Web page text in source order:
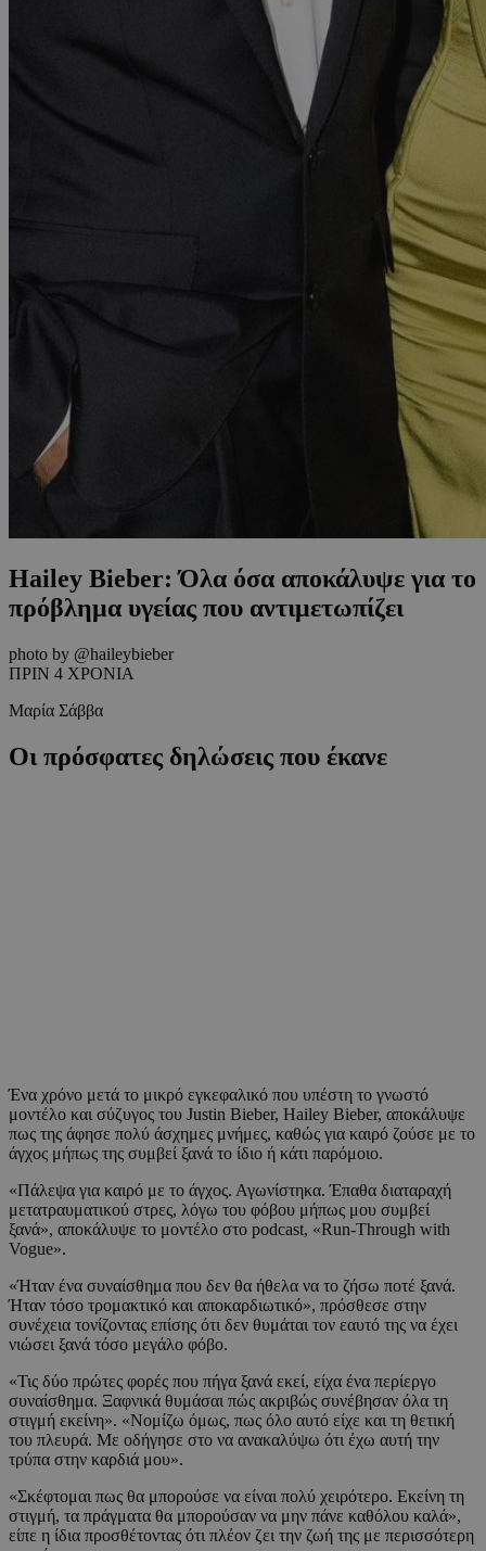
Hailey Bieber: Όλα όσα αποκάλυψε για το
πρόβλημα υγείας που αντιμετωπίζει
photo by @haileybieber
ΠΡΙΝ 4 ΧΡΟΝΙΑ
Μαρία Σάββα
Οι πρόσφατες δηλώσεις που έκανε
Ένα χρόνο μετά το μικρό εγκεφαλικό που υπέστη το γνωστό
μοντέλο και σύζυγος του Justin Bieber, Hailey Bieber, αποκάλυψε
πως της άφησε πολύ άσχημες μνήμες, καθώς για καιρό ζούσε με το
άγχος μήπως της συμβεί ξανά το ίδιο ή κάτι παρόμοιο.
«Πάλεψα για καιρό με το άγχος. Αγωνίστηκα. Έπαθα διαταραχή
μετατραυματικού στρες, λόγω του φόβου μήπως μου συμβεί
ξανά», αποκάλυψε το μοντέλο στο podcast, «Run-Through with
Vogue».
«Ήταν ένα συναίσθημα που δεν θα ήθελα να το ζήσω ποτέ ξανά.
Ήταν τόσο τρομακτικό και αποκαρδιωτικό», πρόσθεσε στην
συνέχεια τονίζοντας επίσης ότι δεν θυμάται τον εαυτό της να έχει
νιώσει ξανά τόσο μεγάλο φόβο.
«Τις δύο πρώτες φορές που πήγα ξανά εκεί, είχα ένα περίεργο
συναίσθημα. Ξαφνικά θυμάσαι πώς ακριβώς συνέβησαν όλα τη
στιγμή εκείνη». «Νομίζω όμως, πως όλο αυτό είχε και τη θετική
του πλευρά. Με οδήγησε στο να ανακαλύψω ότι έχω αυτή την
τρύπα στην καρδιά μου».
«Σκέφτομαι πως θα μπορούσε να είναι πολύ χειρότερο. Εκείνη τη
στιγμή, τα πράγματα θα μπορούσαν να μην πάνε καθόλου καλά»,
είπε η ίδια προσθέτοντας ότι πλέον ζει την ζωή της με περισσότερη